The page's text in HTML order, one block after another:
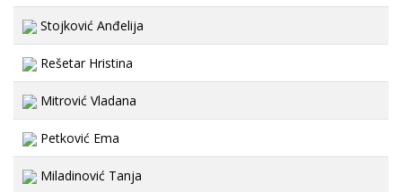
Stojković Anđelija
Rešetar Hristina
Mitrović Vladana
Petković Ema
Miladinović Tanja